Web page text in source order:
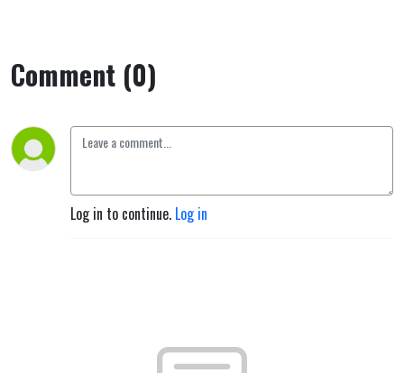
Comment (0)
Log in to continue. Log in